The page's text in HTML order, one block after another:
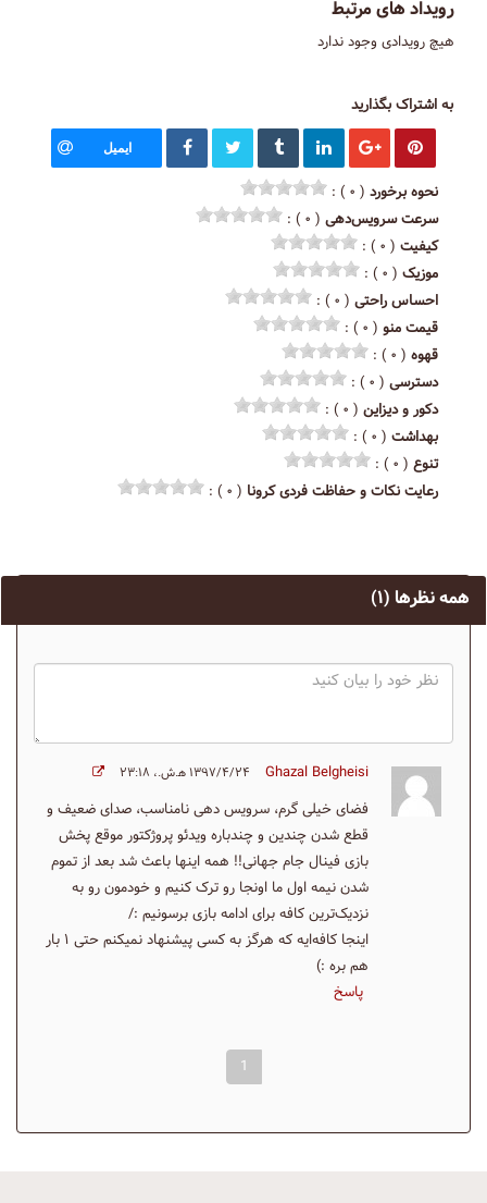
رویداد های مرتبط
هیچ رویدادی وجود ندارد
به اشتراک بگذارید
ایمیل
نحوه برخورد ( ۰ ) :
سرعت سرویس‌دهی ( ۰ ) :
کیفیت ( ۰ ) :
موزیک ( ۰ ) :
احساس راحتی ( ۰ ) :
قیمت منو ( ۰ ) :
قهوه ( ۰ ) :
دسترسی ( ۰ ) :
دکور و دیزاین ( ۰ ) :
بهداشت ( ۰ ) :
تنوع ( ۰ ) :
رعایت نکات و حفاظت فردی کرونا ( ۰ ) :
همه نظرها (۱)
Ghazal Belgheisi ۱۳۹۷/۴/۲۴ ه‍.ش.،‏ ۲۳:۱۸
فضای خیلی گرم، سرویس دهی نامناسب، صدای ضعیف و
قطع شدن چندین و چندباره ویدئو پروژکتور موقع پخش
بازی فینال جام جهانی!! همه اینها باعث شد بعد از تموم
شدن نیمه اول ما اونجا رو ترک کنیم و خودمون رو به
نزدیک‌ترین کافه برای ادامه بازی برسونیم :/
اینجا کافه‌ایه که هرگز به کسی پیشنهاد نمیکنم حتی ۱ بار
هم بره :)
پاسخ
1